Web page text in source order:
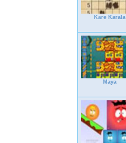
Kare Karala
Maya